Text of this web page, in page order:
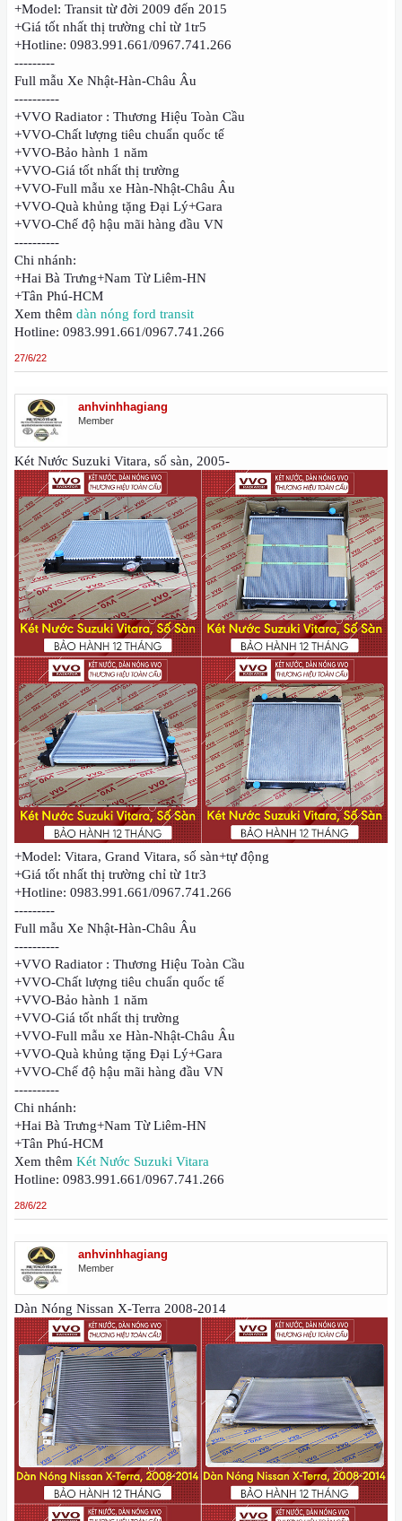
+Model: Transit từ đời 2009 đến 2015
+Giá tốt nhất thị trường chỉ từ 1tr5
+Hotline: 0983.991.661/0967.741.266
---------
Full mẫu Xe Nhật-Hàn-Châu Âu
----------
+VVO Radiator : Thương Hiệu Toàn Cầu
+VVO-Chất lượng tiêu chuẩn quốc tế
+VVO-Bảo hành 1 năm
+VVO-Giá tốt nhất thị trường
+VVO-Full mẫu xe Hàn-Nhật-Châu Âu
+VVO-Quà khủng tặng Đại Lý+Gara
+VVO-Chế độ hậu mãi hàng đầu VN
----------
Chi nhánh:
+Hai Bà Trưng+Nam Từ Liêm-HN
+Tân Phú-HCM
Xem thêm dàn nóng ford transit
Hotline: 0983.991.661/0967.741.266
27/6/22
anhvinhhagiang
Member
Két Nước Suzuki Vitara, số sàn, 2005-
+Model: Vitara, Grand Vitara, số sàn+tự động
+Giá tốt nhất thị trường chỉ từ 1tr3
+Hotline: 0983.991.661/0967.741.266
---------
Full mẫu Xe Nhật-Hàn-Châu Âu
----------
+VVO Radiator : Thương Hiệu Toàn Cầu
+VVO-Chất lượng tiêu chuẩn quốc tế
+VVO-Bảo hành 1 năm
+VVO-Giá tốt nhất thị trường
+VVO-Full mẫu xe Hàn-Nhật-Châu Âu
+VVO-Quà khủng tặng Đại Lý+Gara
+VVO-Chế độ hậu mãi hàng đầu VN
----------
Chi nhánh:
+Hai Bà Trưng+Nam Từ Liêm-HN
+Tân Phú-HCM
Xem thêm Két Nước Suzuki Vitara
Hotline: 0983.991.661/0967.741.266
28/6/22
anhvinhhagiang
Member
Dàn Nóng Nissan X-Terra 2008-2014